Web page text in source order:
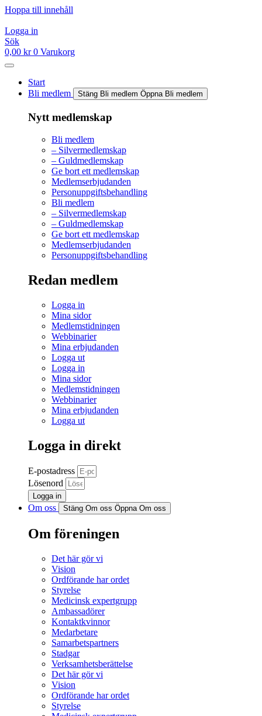
Hoppa till innehåll
Logga in
Sök
0,00 kr 0 Varukorg
Start
Bli medlem
Stäng Bli medlem Öppna Bli medlem
Nytt medlemskap
Bli medlem
– Silvermedlemskap
– Guldmedlemskap
Ge bort ett medlemskap
Medlemserbjudanden
Personuppgiftsbehandling
Bli medlem
– Silvermedlemskap
– Guldmedlemskap
Ge bort ett medlemskap
Medlemserbjudanden
Personuppgiftsbehandling
Redan medlem
Logga in
Mina sidor
Medlemstidningen
Webbinarier
Mina erbjudanden
Logga ut
Logga in
Mina sidor
Medlemstidningen
Webbinarier
Mina erbjudanden
Logga ut
Logga in direkt
E-postadress
Lösenord
Logga in
Om oss Stäng Om oss Öppna Om oss
Om föreningen
Det här gör vi
Vision
Ordförande har ordet
Styrelse
Medicinsk expertgrupp
Ambassadörer
Kontaktkvinnor
Medarbetare
Samarbetspartners
Stadgar
Verksamhetsberättelse
Det här gör vi
Vision
Ordförande har ordet
Styrelse